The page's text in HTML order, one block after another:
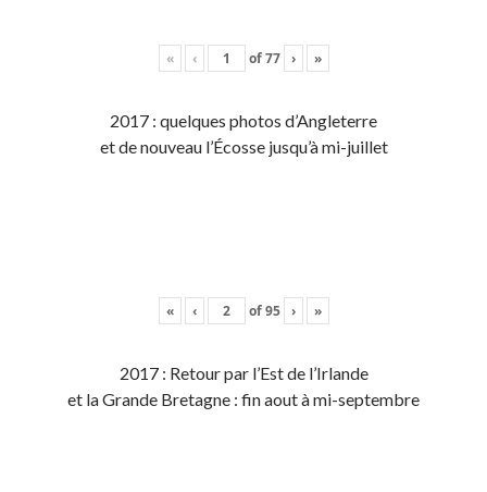
« ‹ of77 › »
2017 : quelques photos d’Angleterre
et de nouveau l’Écosse jusqu’à mi-juillet
« ‹ of95 › »
2017 : Retour par l’Est de l’Irlande
et la Grande Bretagne : fin aout à mi-septembre